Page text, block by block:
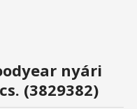
nyári
(3829382)